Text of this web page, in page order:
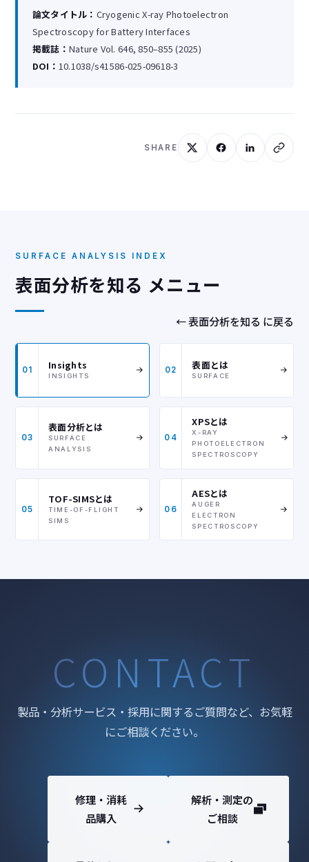
論文タイトル： Cryogenic X-ray Photoelectron
Spectroscopy for Battery Interfaces
掲載誌： Nature Vol. 646, 850–855 (2025)
DOI： 10.1038/s41586-025-09618-3
SHARE
SURFACE ANALYSIS INDEX
表面分析を知る メニュー
← 表面分析を知る に戻る
01 Insights
INSIGHTS
02 表面とは
SURFACE
03
表面分析とは
SURFACE
ANALYSIS
04
XPSとは
X-RAY
PHOTOELECTRON
SPECTROSCOPY
05
TOF-SIMSとは
TIME-OF-FLIGHT
SIMS
06
AESとは
AUGER
ELECTRON
SPECTROSCOPY
CONTACT
製品・分析サービス・採用に関するご質問など、お気軽
にご相談ください。
修理・消耗
品購入
解析・測定の
ご相談